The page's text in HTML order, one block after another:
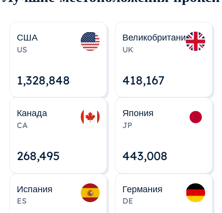
США
US
1,328,848
Великобритания
UK
418,167
Канада
CA
268,495
Япония
JP
443,008
Испания
ES
Германия
DE